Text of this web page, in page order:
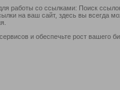
работы со ссылками: Поиск
на ваш сайт, здесь вы всегда
и обеспечьте рост вашего